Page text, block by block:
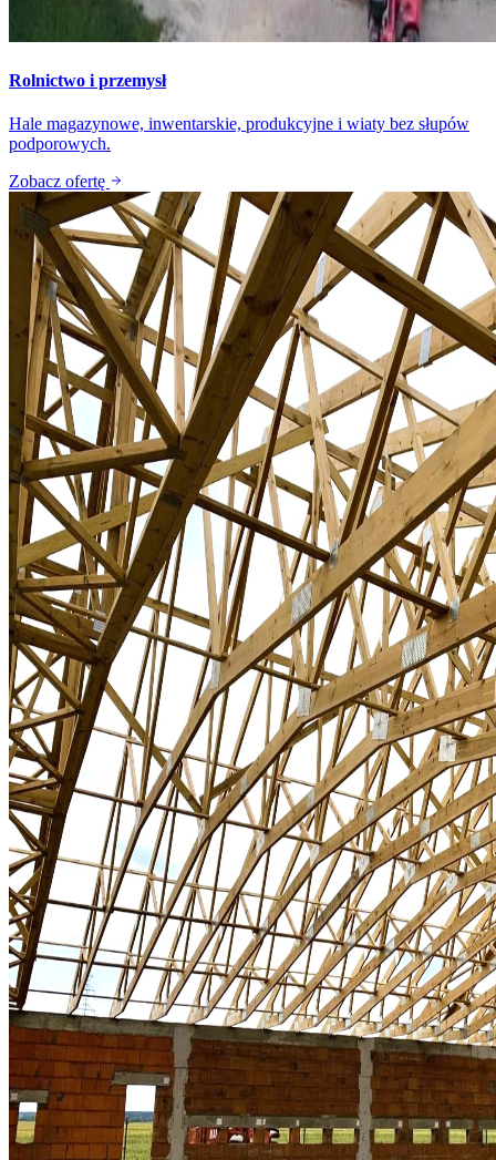
Rolnictwo i przemysł
Hale magazynowe, inwentarskie, produkcyjne i wiaty bez słupów
podporowych.
Zobacz ofertę